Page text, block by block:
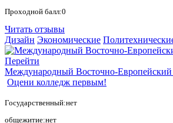
Проходной балл:0
Читать отзывы
Дизайн Экономические
Перейти
Международный Восточно-Европейский
Оцени колледж первым!
Государственный:нет
общежитие:нет